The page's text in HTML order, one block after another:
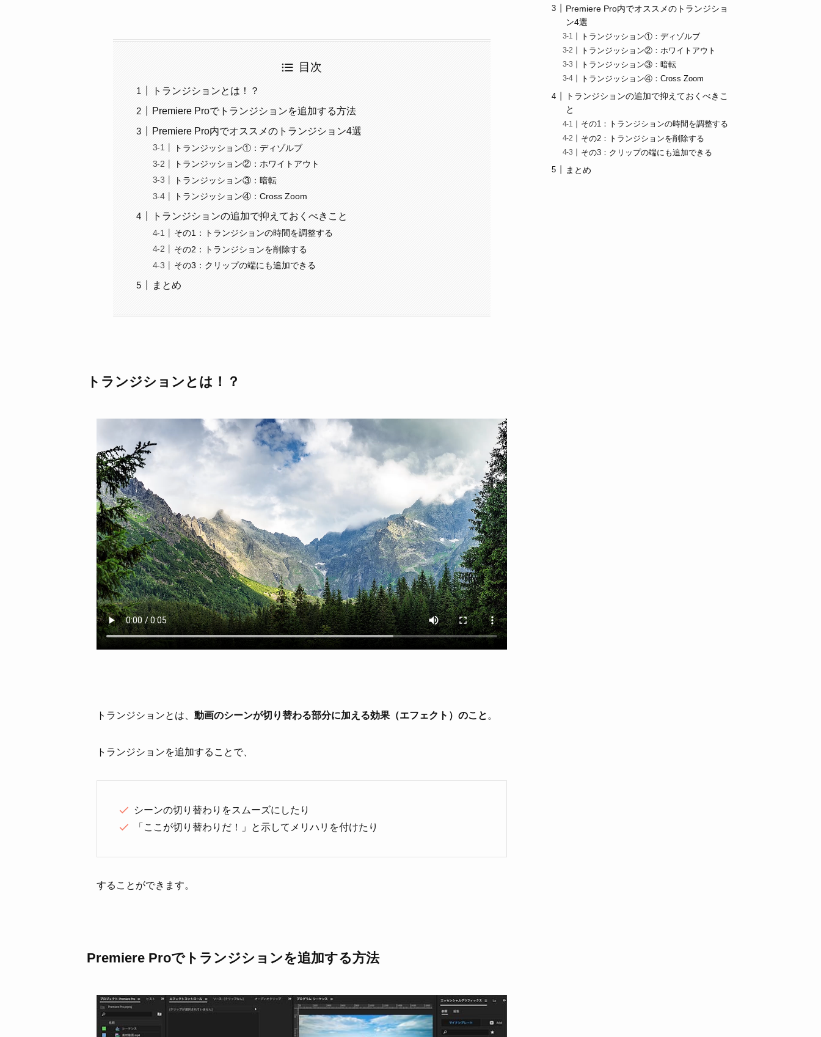
目次
トランジションとは！？
Premiere Proでトランジションを追加する方法
Premiere Pro内でオススメのトランジション4選
トランジッション①：ディゾルブ
トランジッション②：ホワイトアウト
トランジッション③：暗転
トランジッション④：Cross Zoom
トランジションの追加で抑えておくべきこと
その1：トランジションの時間を調整する
その2：トランジションを削除する
その3：クリップの端にも追加できる
まとめ
トランジションとは！？
トランジションとは、 動画のシーンが切り替わる部分に加える効果（エフェクト）のこと 。
トランジションを追加することで、
シーンの切り替わりをスムーズにしたり
「ここが切り替わりだ！」と示してメリハリを付けたり
することができます。
Premiere Proでトランジションを追加する方法
Premiere Pro内でオススメのトランジショ
ン4選
トランジッション①：ディゾルブ
トランジッション②：ホワイトアウト
トランジッション③：暗転
トランジッション④：Cross Zoom
トランジションの追加で抑えておくべきこ
と
その1：トランジションの時間を調整する
その2：トランジションを削除する
その3：クリップの端にも追加できる
まとめ